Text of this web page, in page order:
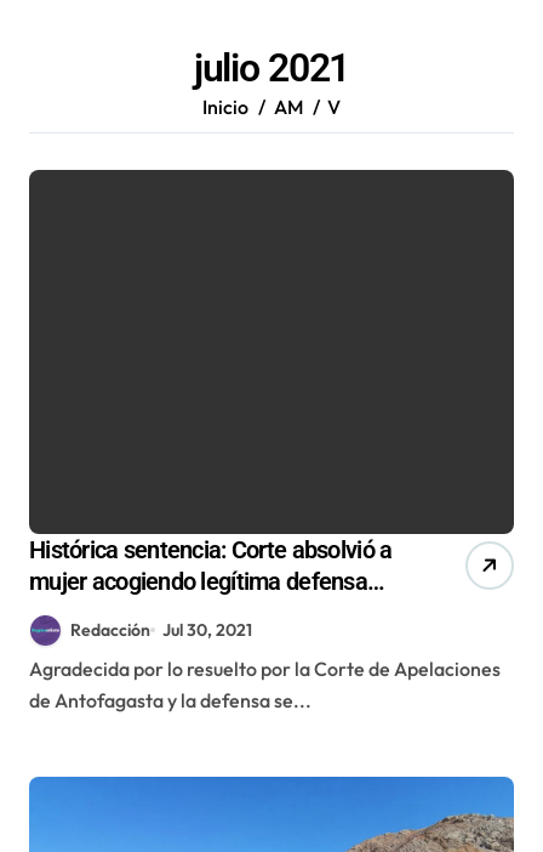
julio 2021
Inicio AM V
Histórica sentencia: Corte absolvió a
mujer acogiendo legítima defensa
con enfoque de género
Redacción Jul 30, 2021
Agradecida por lo resuelto por la Corte de Apelaciones
de Antofagasta y la defensa se...